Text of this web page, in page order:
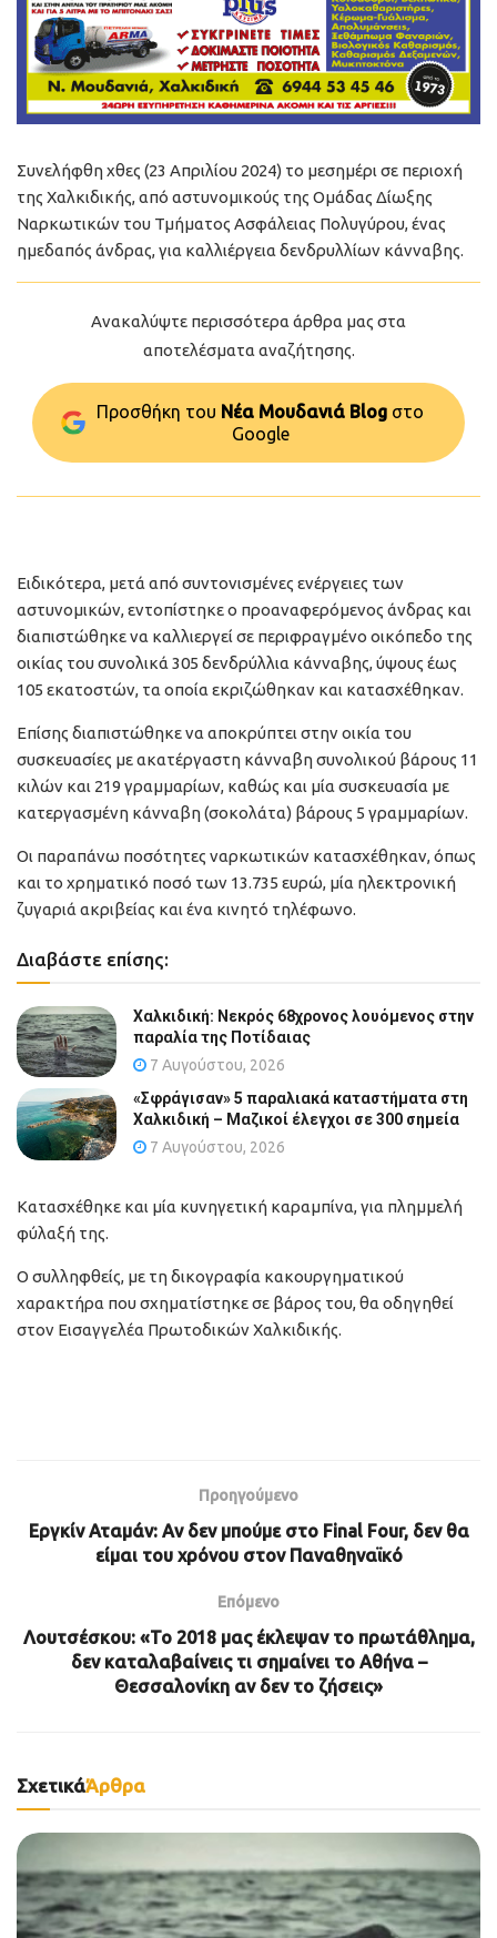
Συνελήφθη χθες (23 Απριλίου 2024) το μεσημέρι σε περιοχή
της Χαλκιδικής, από αστυνομικούς της Ομάδας Δίωξης
Ναρκωτικών του Τμήματος Ασφάλειας Πολυγύρου, ένας
ημεδαπός άνδρας, για καλλιέργεια δενδρυλλίων κάνναβης.
Ανακαλύψτε περισσότερα άρθρα μας στα
αποτελέσματα αναζήτησης.
Προσθήκη του Νέα Μουδανιά Blog στo
Google
Ειδικότερα, μετά από συντονισμένες ενέργειες των
αστυνομικών, εντοπίστηκε ο προαναφερόμενος άνδρας και
διαπιστώθηκε να καλλιεργεί σε περιφραγμένο οικόπεδο της
οικίας του συνολικά 305 δενδρύλλια κάνναβης, ύψους έως
105 εκατοστών, τα οποία εκριζώθηκαν και κατασχέθηκαν.
Επίσης διαπιστώθηκε να αποκρύπτει στην οικία του
συσκευασίες με ακατέργαστη κάνναβη συνολικού βάρους 11
κιλών και 219 γραμμαρίων, καθώς και μία συσκευασία με
κατεργασμένη κάνναβη (σοκολάτα) βάρους 5 γραμμαρίων.
Οι παραπάνω ποσότητες ναρκωτικών κατασχέθηκαν, όπως
και το χρηματικό ποσό των 13.735 ευρώ, μία ηλεκτρονική
ζυγαριά ακριβείας και ένα κινητό τηλέφωνο.
Διαβάστε επίσης:
Χαλκιδική: Νεκρός 68χρονος λουόμενος στην
παραλία της Ποτίδαιας
7 Αυγούστου, 2026
«Σφράγισαν» 5 παραλιακά καταστήματα στη
Χαλκιδική – Μαζικοί έλεγχοι σε 300 σημεία
7 Αυγούστου, 2026
Κατασχέθηκε και μία κυνηγετική καραμπίνα, για πλημμελή
φύλαξή της.
Ο συλληφθείς, με τη δικογραφία κακουργηματικού
χαρακτήρα που σχηματίστηκε σε βάρος του, θα οδηγηθεί
στον Εισαγγελέα Πρωτοδικών Χαλκιδικής.
Προηγούμενο
Εργκίν Αταμάν: Αν δεν μπούμε στο Final Four, δεν θα
είμαι του χρόνου στον Παναθηναϊκό
Επόμενο
Λουτσέσκου: «Το 2018 μας έκλεψαν το πρωτάθλημα,
δεν καταλαβαίνεις τι σημαίνει το Αθήνα –
Θεσσαλονίκη αν δεν το ζήσεις»
ΣχετικάΆρθρα